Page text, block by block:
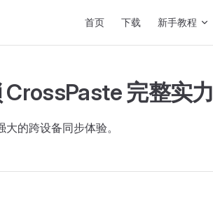
首页 下载 新手教程
完整实力
的跨设备同步体验。